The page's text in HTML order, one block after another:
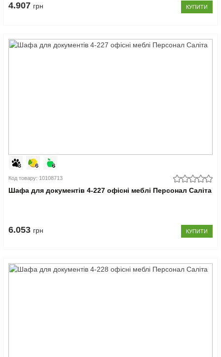
4.907 грн КУПИТИ
Код товару: 10108713
Шафа для документів 4-227 офісні меблі Персонал Саліта
6.053 грн КУПИТИ